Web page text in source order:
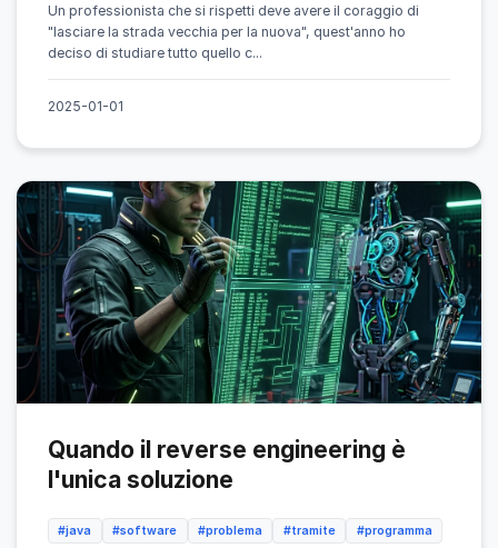
Un professionista che si rispetti deve avere il coraggio di
"lasciare la strada vecchia per la nuova", quest'anno ho
deciso di studiare tutto quello c...
2025-01-01
Quando il reverse engineering è
l'unica soluzione
#java #software #problema #tramite #programma